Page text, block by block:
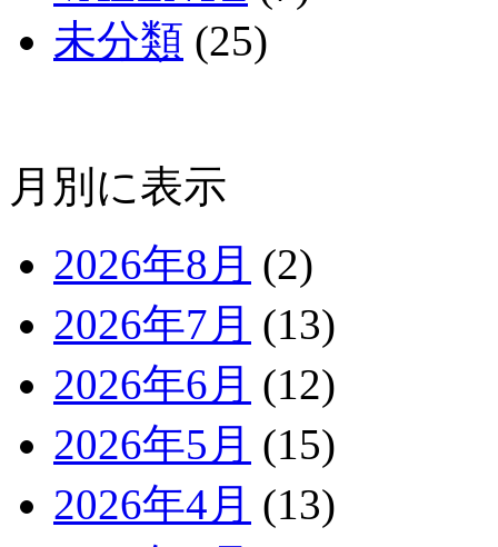
未分類 (25)
月別に表示
2026年8月 (2)
2026年7月 (13)
2026年6月 (12)
2026年5月 (15)
2026年4月 (13)